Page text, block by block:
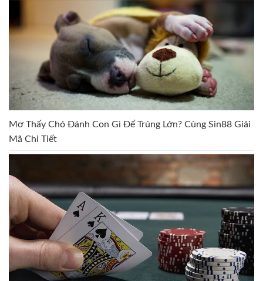
Mơ Thấy Chó Đánh Con Gì Để Trúng Lớn? Cùng Sin88 Giải
Mã Chi Tiết